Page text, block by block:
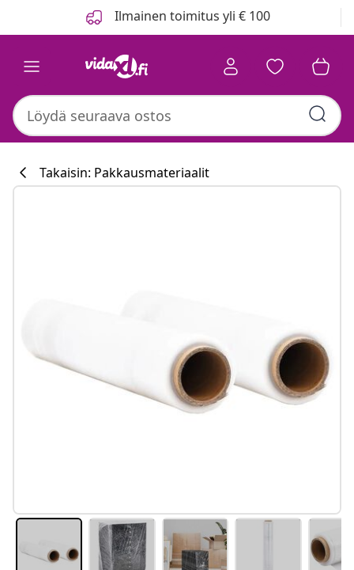
Ilmainen toimitus yli € 100
Takaisin: Pakkausmateriaalit